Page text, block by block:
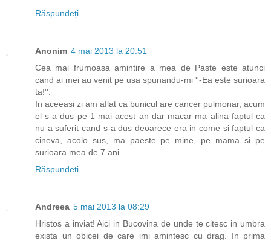
Răspundeți
Anonim 4 mai 2013 la 20:51
Cea mai frumoasa amintire a mea de Paste este atunci
cand ai mei au venit pe usa spunandu-mi ''-Ea este surioara
ta!''.
In aceeasi zi am aflat ca bunicul are cancer pulmonar, acum
el s-a dus pe 1 mai acest an dar macar ma alina faptul ca
nu a suferit cand s-a dus deoarece era in come si faptul ca
cineva, acolo sus, ma paeste pe mine, pe mama si pe
surioara mea de 7 ani.
Răspundeți
Andreea 5 mai 2013 la 08:29
Hristos a inviat! Aici in Bucovina de unde te citesc in umbra
exista un obicei de care imi amintesc cu drag. In prima